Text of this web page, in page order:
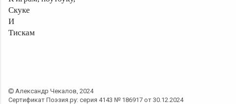
Скуке
И
Тискам
Александр Чекалов, 2024
Сертификат Поэзия.ру: серия 4143 № 186917 от 30.12.2024